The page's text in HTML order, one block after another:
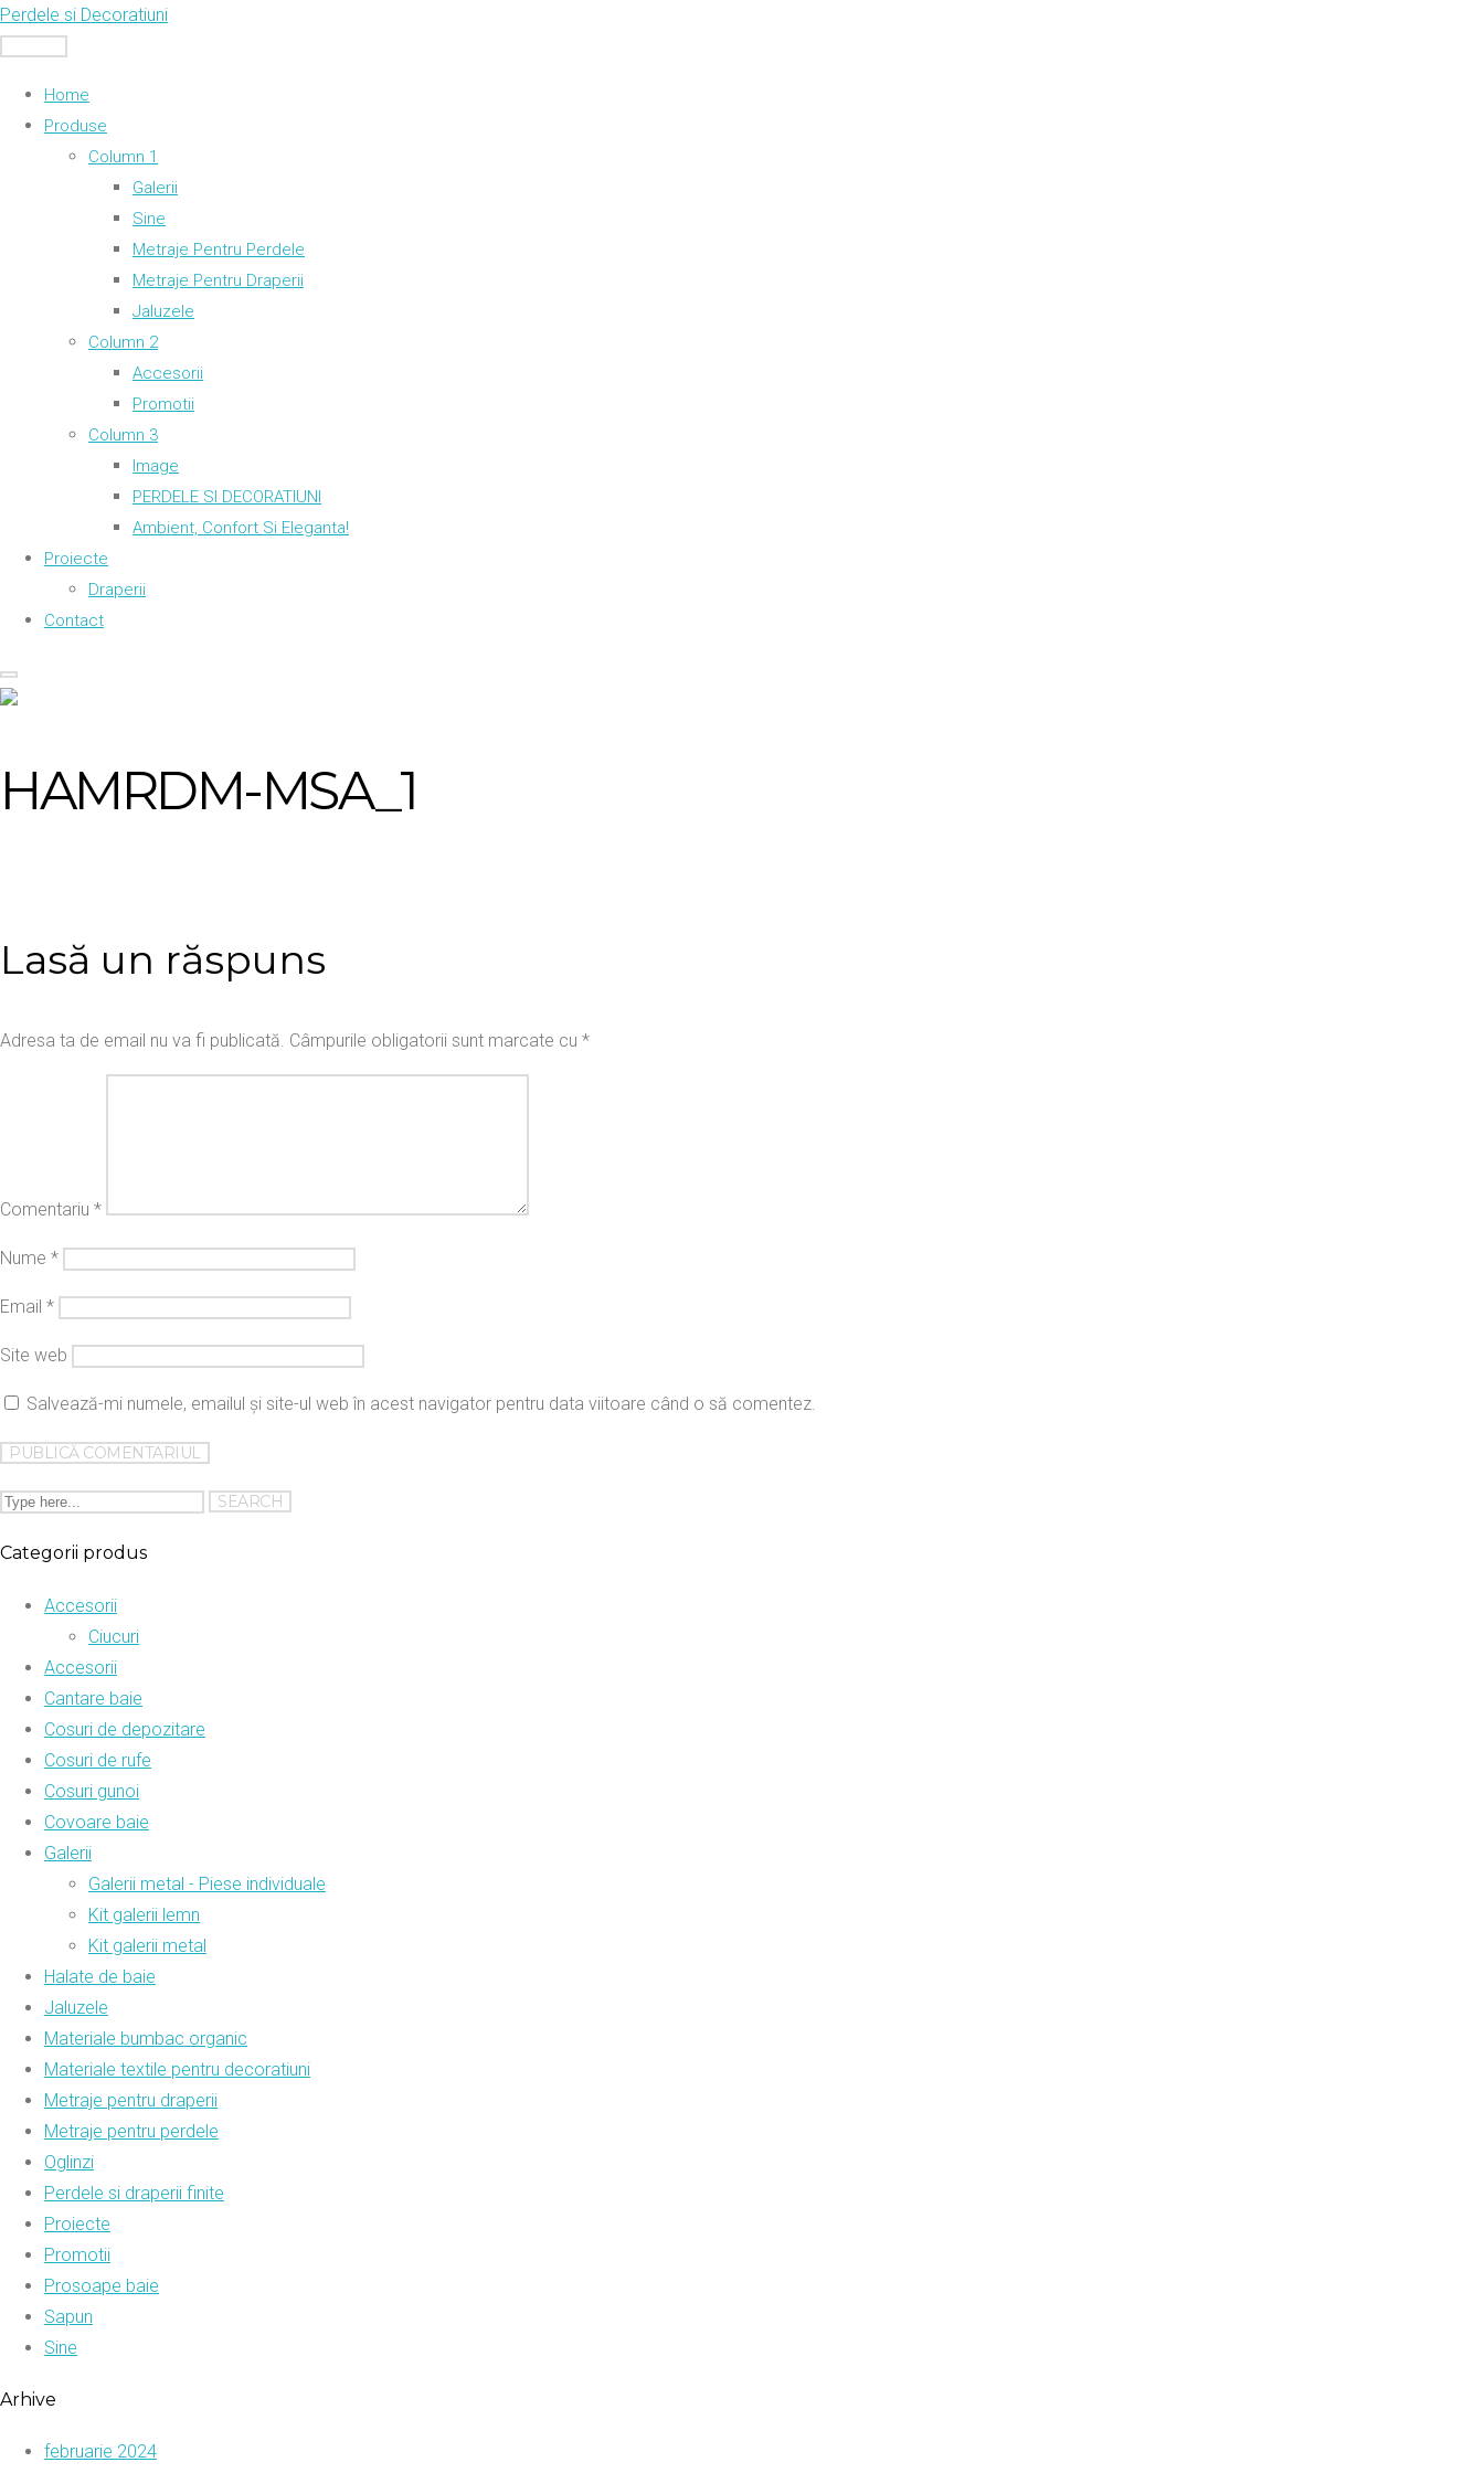
Skip
to
Perdele si Decoratiuni
Home
Produse
Column 1
Galerii
Sine
Metraje Pentru Perdele
Metraje Pentru Draperii
Jaluzele
Column 2
Accesorii
Promotii
Column 3
Image
PERDELE SI DECORATIUNI
Ambient, Confort Si Eleganta!
Proiecte
Draperii
Contact
HAMRDM-MSA_1
Lasă un răspuns
Adresa ta de email nu va fi publicată. Câmpurile obligatorii sunt marcate cu *
Comentariu *
Nume *
Email *
Site web
Salvează-mi numele, emailul și site-ul web în acest navigator pentru data viitoare când o să comentez.
Categorii produs
Accesorii
Ciucuri
Accesorii
Cantare baie
Cosuri de depozitare
Cosuri de rufe
Cosuri gunoi
Covoare baie
Galerii
Galerii metal - Piese individuale
Kit galerii lemn
Kit galerii metal
Halate de baie
Jaluzele
Materiale bumbac organic
Materiale textile pentru decoratiuni
Metraje pentru draperii
Metraje pentru perdele
Oglinzi
Perdele si draperii finite
Proiecte
Promotii
Prosoape baie
Sapun
Sine
Arhive
februarie 2024